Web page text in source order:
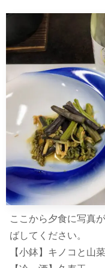
ここから夕食に写真
ばしてください。
【小鉢】キノコと山